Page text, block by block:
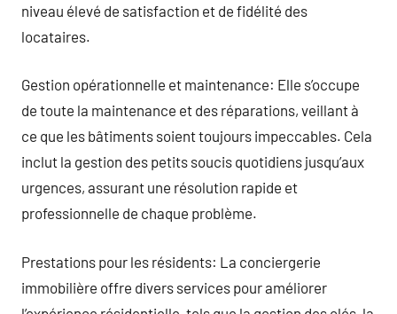
niveau élevé de satisfaction et de fidélité des
locataires.
Gestion opérationnelle et maintenance: Elle s’occupe
de toute la maintenance et des réparations, veillant à
ce que les bâtiments soient toujours impeccables. Cela
inclut la gestion des petits soucis quotidiens jusqu’aux
urgences, assurant une résolution rapide et
professionnelle de chaque problème.
Prestations pour les résidents: La conciergerie
immobilière offre divers services pour améliorer